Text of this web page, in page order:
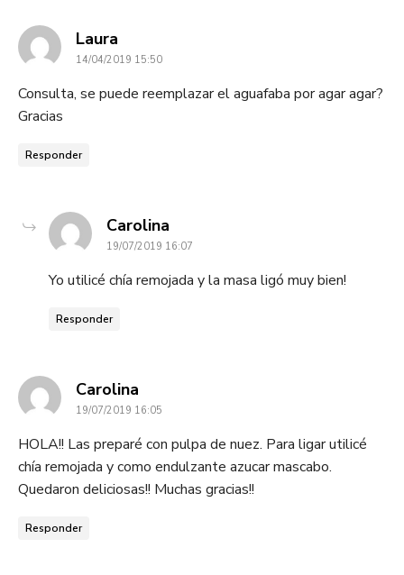
Laura
14/04/2019 15:50
Consulta, se puede reemplazar el aguafaba por agar agar?
Gracias
Responder
Carolina
19/07/2019 16:07
Yo utilicé chía remojada y la masa ligó muy bien!
Responder
Carolina
19/07/2019 16:05
HOLA!! Las preparé con pulpa de nuez. Para ligar utilicé
chía remojada y como endulzante azucar mascabo.
Quedaron deliciosas!! Muchas gracias!!
Responder